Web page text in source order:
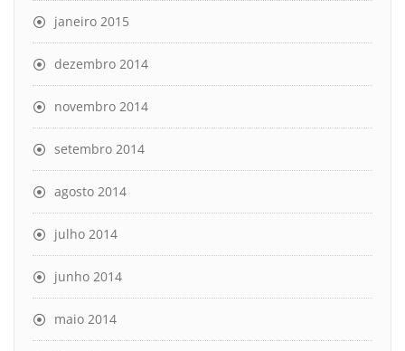
janeiro 2015
dezembro 2014
novembro 2014
setembro 2014
agosto 2014
julho 2014
junho 2014
maio 2014